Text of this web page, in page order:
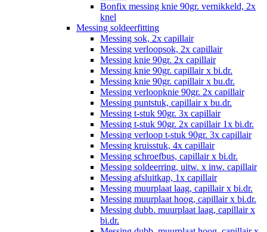
Bonfix messing knie 90gr. vernikkeld, 2x
knel
Messing soldeerfitting
Messing sok, 2x capillair
Messing verloopsok, 2x capillair
Messing knie 90gr. 2x capillair
Messing knie 90gr. capillair x bi.dr.
Messing knie 90gr. capillair x bu.dr.
Messing verloopknie 90gr. 2x capillair
Messing puntstuk, capillair x bu.dr.
Messing t-stuk 90gr. 3x capillair
Messing t-stuk 90gr. 2x capillair 1x bi.dr.
Messing verloop t-stuk 90gr. 3x capillair
Messing kruisstuk, 4x capillair
Messing schroefbus, capillair x bi.dr.
Messing soldeerring, uitw. x inw. capillair
Messing afsluitkap, 1x capillair
Messing muurplaat laag, capillair x bi.dr.
Messing muurplaat hoog, capillair x bi.dr.
Messing dubb. muurplaat laag, capillair x
bi.dr.